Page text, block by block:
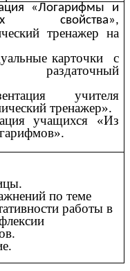
«Логарифмы и
тренажер на
карточки с
раздаточный
учителя
тренажер».
учащихся «Из
по теме
работы в